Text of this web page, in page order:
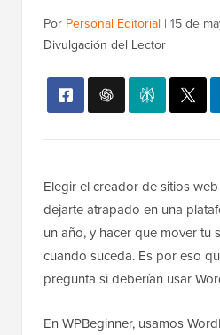
Por Personal Editorial | 15 de
Divulgación del Lector
Elegir el creador de sitios
dejarte atrapado en una
un año, y hacer que mover tu
cuando suceda. Es por eso
pregunta si deberían usar
En WPBeginner, usamos